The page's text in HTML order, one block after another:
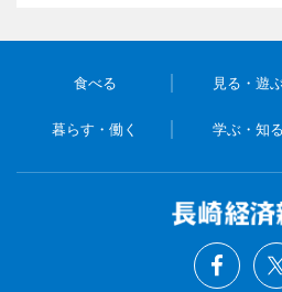
食べる 見る・遊
暮らす・働く 学ぶ・知る